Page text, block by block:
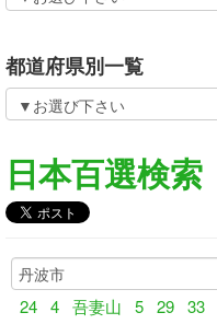
都道府県別一覧
日本百選検索
24 4 吾妻山 5 29 33